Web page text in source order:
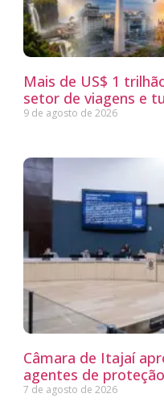
Mais de US$ 1
setor de viagens e
9 de agosto de 2026
Câmara de Itajaí
agentes de
7 de agosto de 2026